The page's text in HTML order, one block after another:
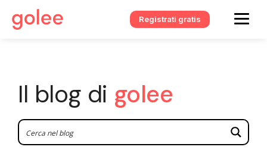
Registrati gratis
Il blog di golee